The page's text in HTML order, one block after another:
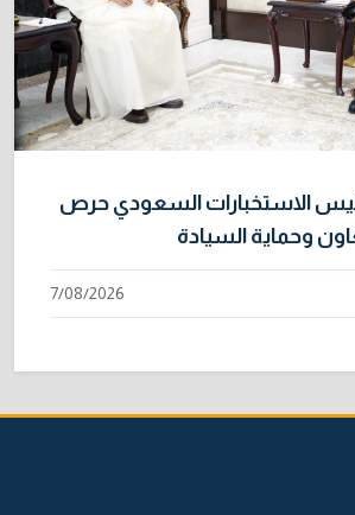
الاستخبارات السعودي حرص
وحماية السيادة
7/08/2026